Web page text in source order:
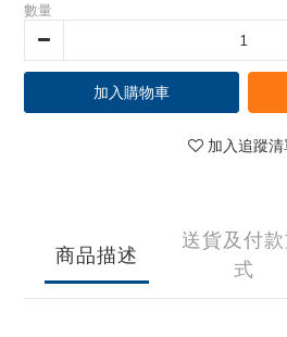
數量
加入購物車
加入追蹤
商品描述
送貨及付
式